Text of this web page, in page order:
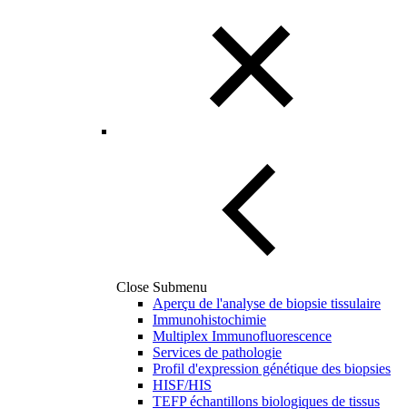
Close Submenu
Aperçu de l'analyse de biopsie tissulaire
Immunohistochimie
Multiplex Immunofluorescence
Services de pathologie
Profil d'expression génétique des biopsies
HISF/HIS
TEFP échantillons biologiques de tissus